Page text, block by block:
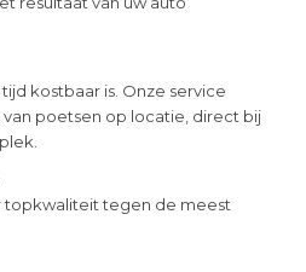
kostbaar is. Onze service
poetsen op locatie, direct bij
topkwaliteit tegen de meest